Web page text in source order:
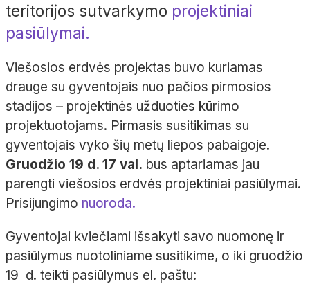
teritorijos sutvarkymo projektiniai
pasiūlymai.
Viešosios erdvės projektas buvo kuriamas
drauge su gyventojais nuo pačios pirmosios
stadijos – projektinės užduoties kūrimo
projektuotojams. Pirmasis susitikimas su
gyventojais vyko šių metų liepos pabaigoje.
Gruodžio 19 d. 17 val. bus aptariamas jau
parengti viešosios erdvės projektiniai pasiūlymai.
Prisijungimo nuoroda.
Gyventojai kviečiami išsakyti savo nuomonę ir
pasiūlymus nuotoliniame susitikime, o iki gruodžio
19 d. teikti pasiūlymus el. paštu: